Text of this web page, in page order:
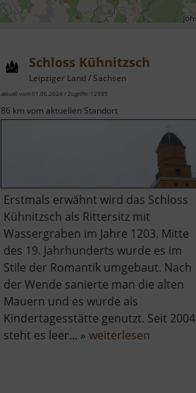
Schloss Kühnitzsch
Leipziger Land / Sachsen
aktuell vom 01.06.2024 / Zugriffe: 12985
86 km vom aktuellen Standort
Erstmals erwähnt wird das Schloss
Kühnitzsch als Rittersitz mit
Wassergraben im Jahre 1203. Mitte
des 19. Jahrhunderts wurde es im
Stile der Romantik umgebaut. Nach
der Wende sanierte man die alten
Mauern und es wurde als
Kindertagesstätte genutzt. Seit 2004
steht es leer... »weiterlesen